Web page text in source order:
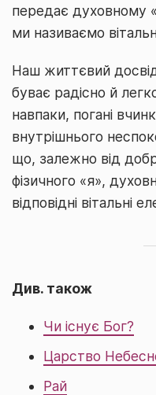
передає духовному
ми називаємо
Наш життєвий
буває радісно й
навпаки, погані
внутрішнього
що, залежно від
фізичного «я»,
відповідні вітальні
Див. також
Чи існує Бог?
Царство
Рай